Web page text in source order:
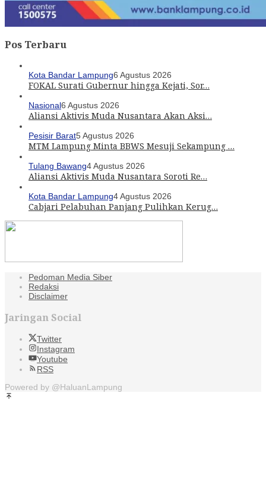
Pos Terbaru
Kota Bandar Lampung6 Agustus 2026
FOKAL Surati Gubernur hingga Kejati, Sor…
Nasional6 Agustus 2026
Aliansi Aktivis Muda Nusantara Akan Aksi…
Pesisir Barat5 Agustus 2026
MTM Lampung Minta BBWS Mesuji Sekampung …
Tulang Bawang4 Agustus 2026
Aliansi Aktivis Muda Nusantara Soroti Re…
Kota Bandar Lampung4 Agustus 2026
Cabjari Pelabuhan Panjang Pulihkan Kerug…
Pedoman Media Siber
Redaksi
Disclaimer
Jaringan Social
Twitter
Instagram
Youtube
RSS
Powered by @HaluanLampung